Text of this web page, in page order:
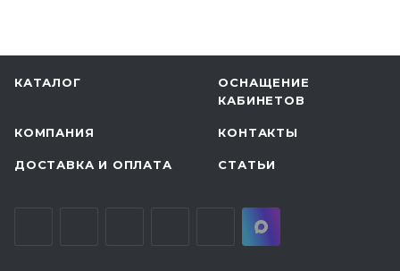
КАТАЛОГ
ОСНАЩЕНИЕ
КАБИНЕТОВ
КОМПАНИЯ КОНТАКТЫ
ДОСТАВКА И ОПЛАТА СТАТЬИ